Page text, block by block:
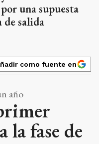
una supuesta
de salida
como fuente en
año
la fase de